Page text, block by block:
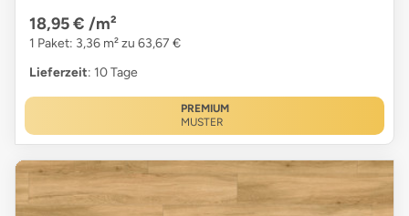
18,95 € /m²
1 Paket: 3,36 m² zu 63,67 €
Lieferzeit: 10 Tage
PREMIUM
MUSTER